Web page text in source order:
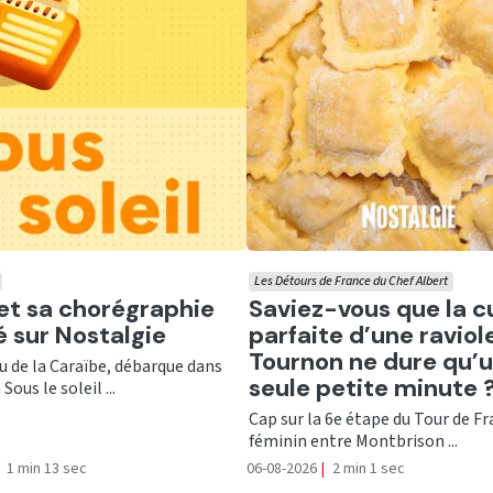
sa chorégraphie
sur Nostalgie
de la Caraïbe, débarque dans
le soleil ...
1 min 13 sec
Ecouter
Saviez-vous que la
parfaite d’une
Tournon ne dure
seule petite minute
Les Détours de France du Chef Albert
Cap sur la 6e étape du Tour de
féminin entre Montbrison ...
06-08-2026 | 2 min 1 sec